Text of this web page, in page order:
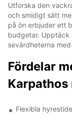
Utforska den
och smidigt sätt
på ön erbjuder ett
budgetar. Upptäck
sevärdheterna
Fördelar
Karpathos
Flexibla